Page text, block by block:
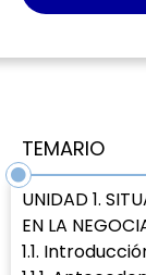
TEMARIO
UNIDAD 1.
EN LA
1.1.